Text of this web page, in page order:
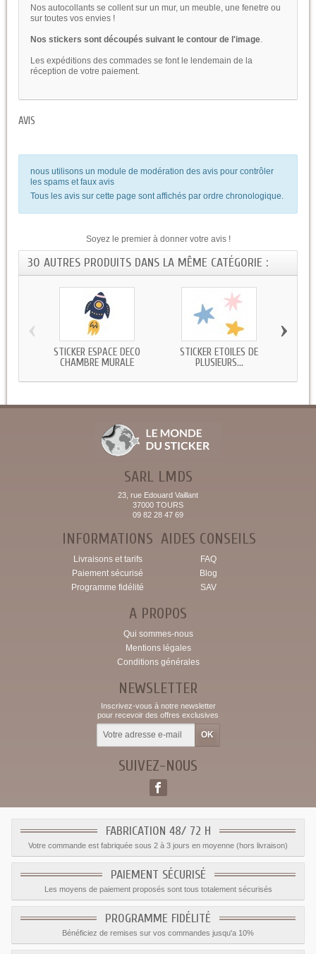
Nos autocollants se collent sur un mur, un meuble, une fenetre ou
sur toutes vos envies !
Nos stickers sont découpés suivant le contour de l'image.
Les expéditions des commades se font le lendemain de la
réception de votre paiement.
AVIS
nous utilisons un module de modération des avis pour contrôler
les spams et faux avis
Tous les avis sur cette page sont affichés par ordre chronologique.
Soyez le premier à donner votre avis !
30 AUTRES PRODUITS DANS LA MÊME CATÉGORIE :
STICKER ESPACE DECO
CHAMBRE MURALE
STICKER ETOILES DE
PLUSIEURS...
‹ ›
SARL LMDS
23, rue Edouard Vaillant
37000 TOURS
09 82 28 47 69
INFORMATIONS
Livraisons et tarifs
Paiement sécurisé
Programme fidélité
AIDES CONSEILS
FAQ
Blog
SAV
A PROPOS
Qui sommes-nous
Mentions légales
Conditions générales
NEWSLETTER
Inscrivez-vous à notre newsletter
pour recevoir des offres exclusives
SUIVEZ-NOUS
FABRICATION 48/ 72 H
Votre commande est fabriquée sous 2 à 3 jours en moyenne (hors livraison)
PAIEMENT SÉCURISÉ
Les moyens de paiement proposés sont tous totalement sécurisés
PROGRAMME FIDÉLITÉ
Bénéficiez de remises sur vos commandes jusqu'a 10%